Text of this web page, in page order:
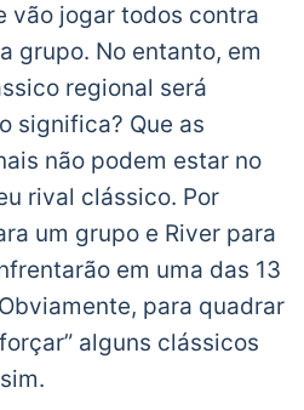
vão jogar todos contra
grupo. No entanto, em
regional será
significa? Que as
não podem estar no
rival clássico. Por
um grupo e River para
em uma das 13
para quadrar
alguns clássicos